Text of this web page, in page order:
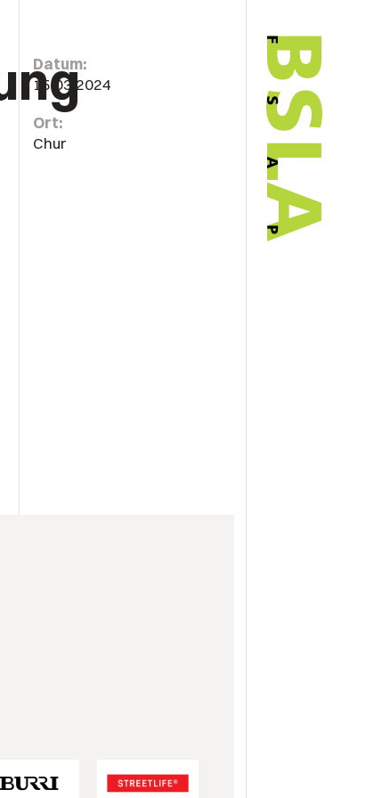
Datum:
15.03.2024
Ort:
Chur